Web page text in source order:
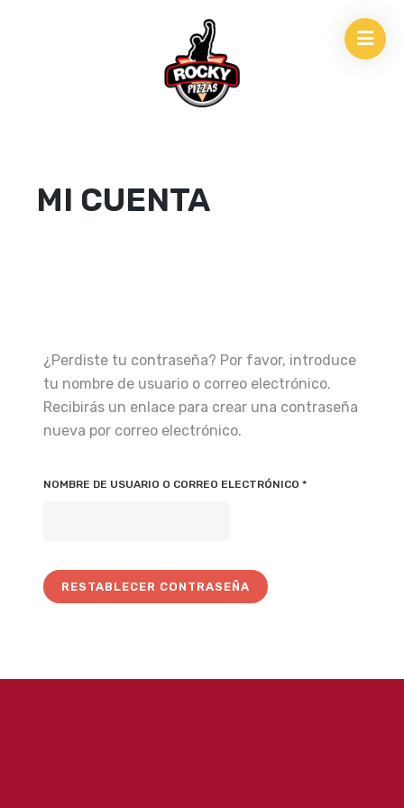
MI CUENTA
¿Perdiste tu contraseña? Por favor, introduce
tu nombre de usuario o correo electrónico.
Recibirás un enlace para crear una contraseña
nueva por correo electrónico.
NOMBRE DE USUARIO O CORREO ELECTRÓNICO *OBLIGATORIO
RESTABLECER CONTRASEÑA